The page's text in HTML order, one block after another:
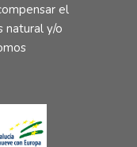
el
natural y/o